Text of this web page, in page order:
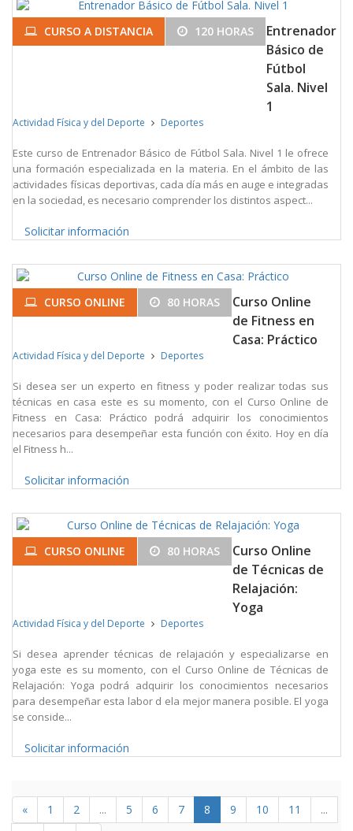
CURSO A DISTANCIA 120 HORAS
Entrenador
Básico de
Fútbol
Sala. Nivel
1
Actividad Física y del Deporte Deportes
Este curso de Entrenador Básico de Fútbol Sala. Nivel 1 le ofrece
una formación especializada en la materia. En el ámbito de las
actividades físicas deportivas, cada día más en auge e integradas
en la sociedad, es necesario comprender los distintos aspect...
Solicitar información
CURSO ONLINE 80 HORAS
Curso Online
de Fitness en
Casa: Práctico
Actividad Física y del Deporte Deportes
Si desea ser un experto en fitness y poder realizar todas sus
técnicas en casa este es su momento, con el Curso Online de
Fitness en Casa: Práctico podrá adquirir los conocimientos
necesarios para desempeñar esta función con éxito. Hoy en día
el Fitness h...
Solicitar información
CURSO ONLINE 80 HORAS
Curso Online
de Técnicas de
Relajación:
Yoga
Actividad Física y del Deporte Deportes
Si desea aprender técnicas de relajación y especializarse en
yoga este es su momento, con el Curso Online de Técnicas de
Relajación: Yoga podrá adquirir los conocimientos necesarios
para desempeñar esta labor d ela mejor manera posible. El yoga
se conside...
Solicitar información
« 1 2 ... 5 6 7 8 9 10 11
...